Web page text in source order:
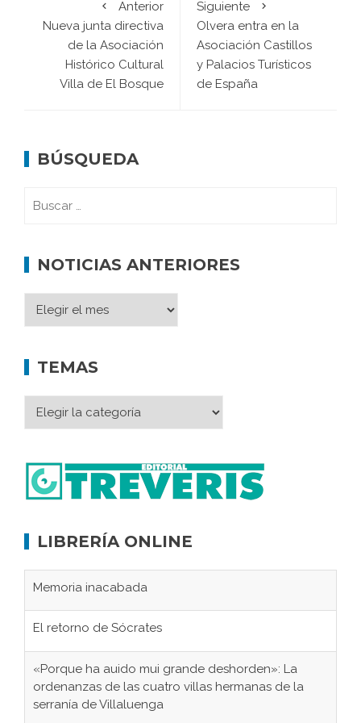
Anterior
Nueva junta directiva
de la Asociación
Histórico Cultural
Villa de El Bosque
Siguiente
Olvera entra en la
Asociación Castillos
y Palacios Turísticos
de España
BÚSQUEDA
NOTICIAS ANTERIORES
TEMAS
LIBRERÍA ONLINE
Memoria inacabada
El retorno de Sócrates
«Porque ha auido mui grande deshorden»: La
ordenanzas de las cuatro villas hermanas de la
serranía de Villaluenga